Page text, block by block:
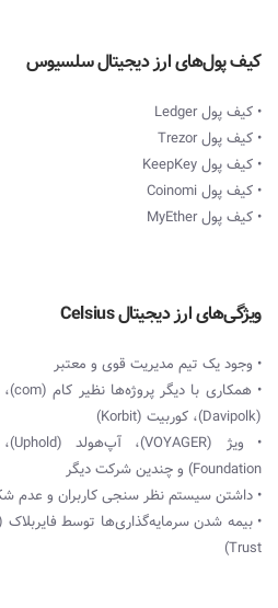
کیف پول‌های ارز دیجیتال سلسیوس
• کیف پول Ledger
• کیف پول Trezor
• کیف پول KeepKey
• کیف پول Coinomi
• کیف پول MyEther
ویژگی‌های ارز دیجیتال Celsius
• وجود یک تیم مدیریت قوی و معتبر
(Davipolk)، کوربیت (Korbit)
Foundation) و چندین شرکت دیگر
• داشتن سیستم نظر سنجی کاربران و عدم
Trust)